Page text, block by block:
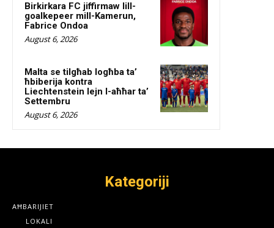
Birkirkara FC jiffirmaw lill-
goalkepeer mill-Kamerun,
Fabrice Ondoa
August 6, 2026
Malta se tilgħab logħba ta’
ħbiberija kontra
Liechtenstein lejn l-aħħar ta’
Settembru
August 6, 2026
Kategoriji
AĦBARIJIET
LOKALI